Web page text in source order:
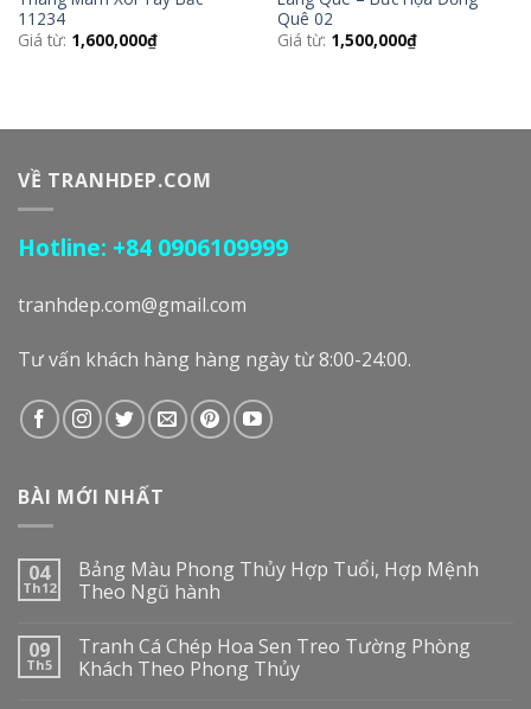
11234
Giá từ: 1,600,000₫
Quê 02
Giá từ: 1,500,000₫
VỀ TRANHDEP.COM
Hotline: +84 0906109999
tranhdep.com@gmail.com
Tư vấn khách hàng hàng ngày từ 8:00-24:00.
BÀI MỚI NHẤT
04
Th12
Bảng Màu Phong Thủy Hợp Tuổi, Hợp Mệnh
Theo Ngũ hành
09
Th5
Tranh Cá Chép Hoa Sen Treo Tường Phòng
Khách Theo Phong Thủy